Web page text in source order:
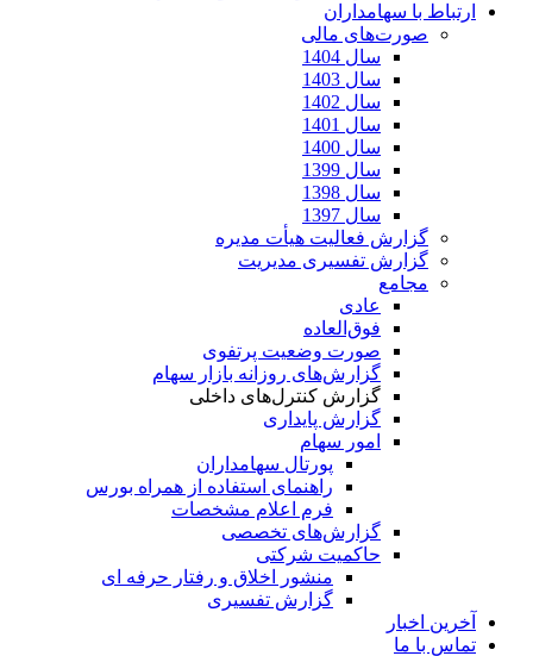
ارتباط با سهامداران
صورت‌های مالی
سال 1404
سال 1403
سال 1402
سال 1401
سال 1400
سال 1399
سال 1398
سال 1397
گزارش فعالیت هیأت مدیره
گزارش تفسیری مدیریت
مجامع
عادی
فوق‌العاده
صورت وضعیت پرتفوی
گزارش‌های روزانه بازار سهام
گزارش کنترل‌های داخلی
گزارش پایداری
امور سهام
پورتال سهامداران
راهنمای استفاده از همراه بورس
فرم اعلام مشخصات
گزارش‌های تخصصی
حاکمیت شرکتی
منشور اخلاق و رفتار حرفه­ ای
گزارش تفسیری
آخرین اخبار
تماس با ما